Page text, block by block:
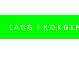
LÄGG I